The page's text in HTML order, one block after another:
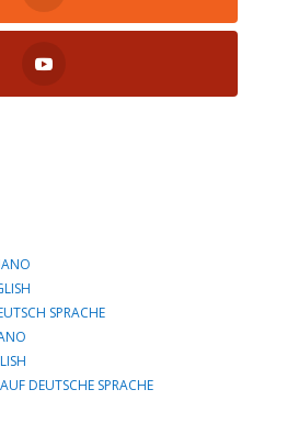
SPRACHE
DEUTSCHE SPRACHE